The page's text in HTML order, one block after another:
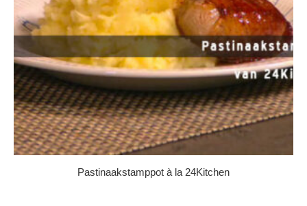
Pastinaakstamppot à la 24Kitchen